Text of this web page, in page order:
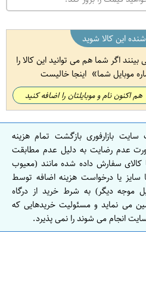
این کالا شوید
اگر شما هم می توانید این کالا را
موبایل شما اینجا خالیست
هم اکنون نام و موبایلتان را اضافه کنید
سایت بازارفوری بازگشت تمام هزینه
عدم رضایت به دلیل عدم مطابقت
کالای سفارش داده شده مانند (معیوب
یا درخواست هزینه اضافه توسط
موجه دیگر) به شرط خرید از درگاه
می نماید و مسئولیت خریدهایی که
انجام می شوند را نمی پذیرد.